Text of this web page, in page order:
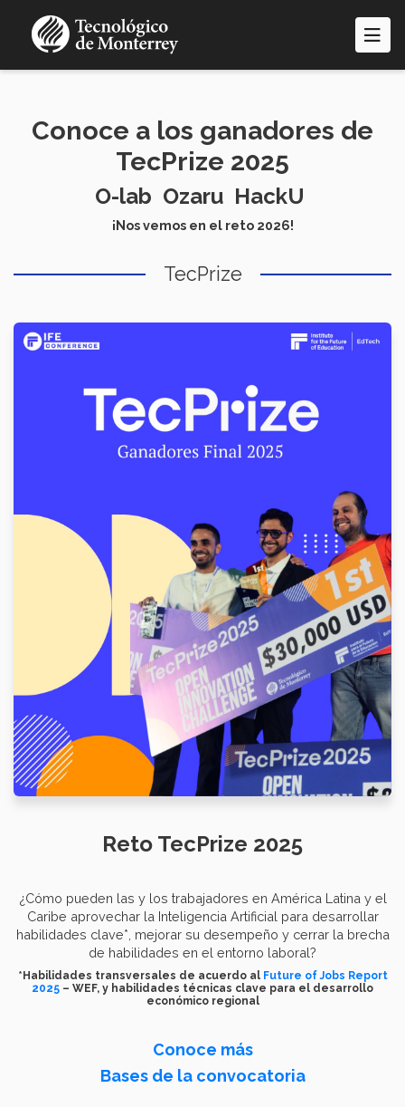
contenido
Conoce a los ganadores de
TecPrize 2025
O-lab Ozaru HackU
¡Nos vemos en el reto 2026!
TecPrize
Reto TecPrize 2025
¿Cómo pueden las y los trabajadores en América Latina y el
Caribe aprovechar la Inteligencia Artificial para desarrollar
habilidades clave*, mejorar su desempeño y cerrar la brecha
de habilidades en el entorno laboral?
*Habilidades transversales de acuerdo al Future of Jobs Report
2025 – WEF, y habilidades técnicas clave para el desarrollo
económico regional
Conoce más
Bases de la convocatoria